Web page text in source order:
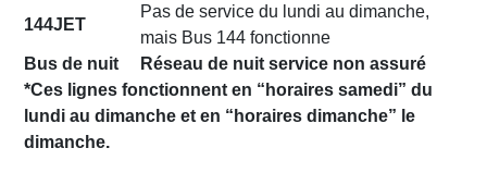
144JET
Pas de service du lundi au dimanche,
mais Bus 144 fonctionne
Bus de nuit
Réseau de nuit service non assuré
*Ces lignes fonctionnent en “horaires samedi” du
lundi au dimanche et en “horaires dimanche” le
dimanche.